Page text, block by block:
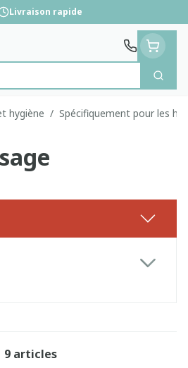
Livraison rapide
hygiène / Spécifiquement pour les
9articles